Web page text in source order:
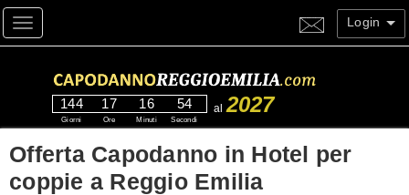
Toggle navigation Login
144
Giorni
17
Ore
16
Minuti
53
Secondi
al2027
Offerta Capodanno in Hotel per
coppie a Reggio Emilia